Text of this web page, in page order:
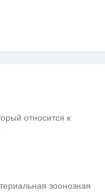
относится к
зоонозная